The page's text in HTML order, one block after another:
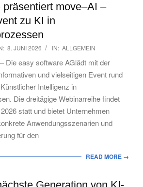
move–AI –
zu KI in
8. JUNI 2026 IN: ALLGEMEIN
Die easy software AGlädt mit der
und vielseitigen Event rund
Intelligenz in
Die dreitägige Webinarreihe findet
statt und bietet Unternehmen
Anwendungsszenarien und
für den
READ MORE →